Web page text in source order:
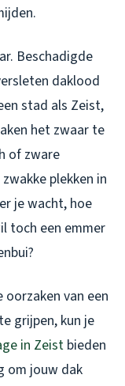
Beschadigde
daklood
stad als Zeist,
het zwaar te
of zware
plekken in
je wacht, hoe
toch een emmer
oorzaken van een
grijpen, kun je
in Zeistbieden
om jouw dak